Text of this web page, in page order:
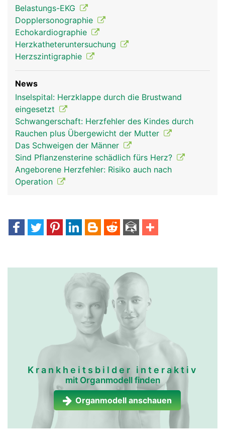
Belastungs-EKG
Dopplersonographie
Echokardiographie
Herzkatheteruntersuchung
Herzszintigraphie
News
Inselspital: Herzklappe durch die Brustwand
eingesetzt
Schwangerschaft: Herzfehler des Kindes durch
Rauchen plus Übergewicht der Mutter
Das Schweigen der Männer
Sind Pflanzensterine schädlich fürs Herz?
Angeborene Herzfehler: Risiko auch nach
Operation
Krankheitsbilder interaktiv
mit Organmodell finden
Organmodell anschauen